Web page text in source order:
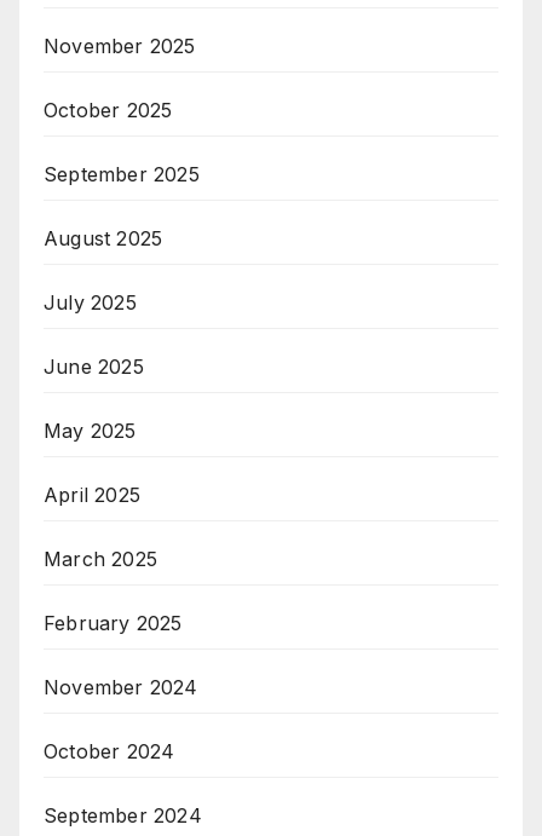
November 2025
October 2025
September 2025
August 2025
July 2025
June 2025
May 2025
April 2025
March 2025
February 2025
November 2024
October 2024
September 2024